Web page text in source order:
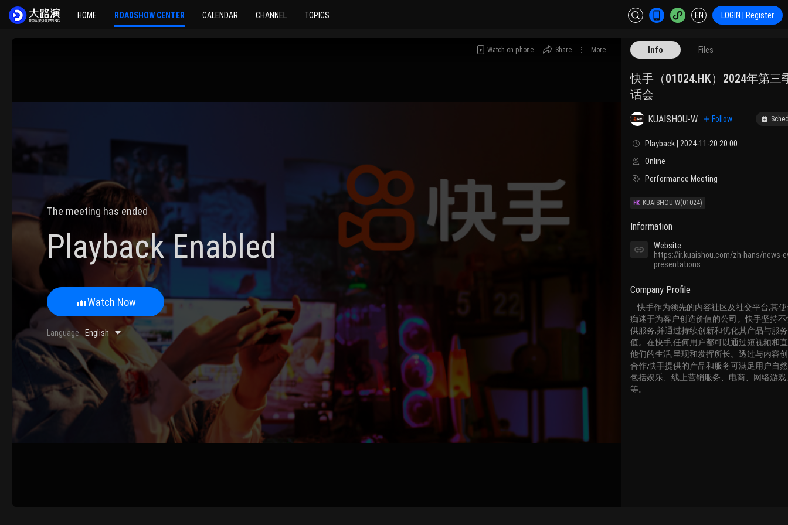
HOME ROADSHOW CENTER CALENDAR CHANNEL TOPICS EN LOGIN | Register
Watch on phone Share More
The meeting has ended
Playback Enabled
Watch Now
Language English
Info Files
快手（01024.HK）2024年第三
话会
KUAISHOU-W Follow
Playback | 2024-11-20 20:00
Online
Performance Meeting
KUAISHOU-W(01024)
Information
Website
https://ir.kuaishou.com/zh-hans/news-
presentations
Company Profile
    快手作为领先的内容社区及社交平台,其使命是成为全球最
痴迷于为客户创造价值的公司。快手坚持
供服务,并通过持续创新和优化其产品与服
值。在快手,任何用户都可以通过短视频和
他们的生活,呈现和发挥所长。透过与内容
合作,快手提供的产品和服务可满足用户自
包括娱乐、线上营销服务、电商、网络游
等。
0/500 Words
Image Upload Upload Please upload .jpg, .png, .gif format images, size <5M
Name Phone
Email WeChat
Submit